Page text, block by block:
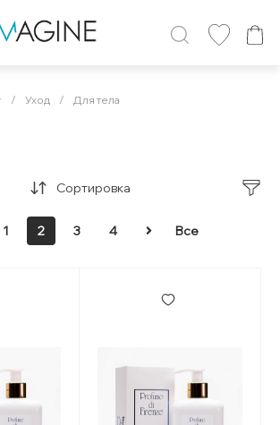
/ Уход / Для тела
Сортировка
1 2 3 4 Все